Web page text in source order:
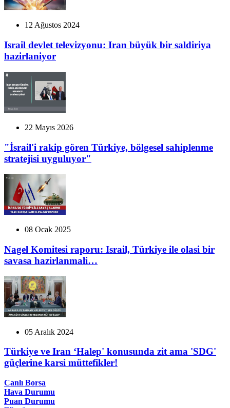
12 Ağustos 2024
Israil devlet televizyonu: Iran büyük bir saldiriya
hazirlaniyor
22 Mayıs 2026
"İsrail'i rakip gören Türkiye, bölgesel sahiplenme
stratejisi uyguluyor"
08 Ocak 2025
Nagel Komitesi raporu: Israil, Türkiye ile olasi bir
savasa hazirlanmali…
05 Aralık 2024
Türkiye ve Iran ‘Halep' konusunda zit ama 'SDG'
güçlerine karsi müttefikler!
Canlı Borsa
Hava Durumu
Puan Durumu